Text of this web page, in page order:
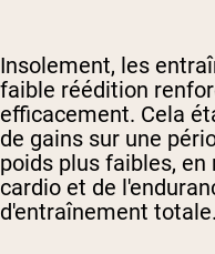
Insolement, les
faible réédition
efficacement. Cela
de gains sur une
poids plus faibles,
cardio et de
d'entraînement totale.